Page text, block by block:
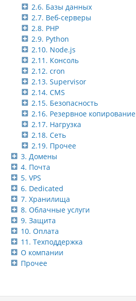
2.6. Базы данных
2.7. Веб-серверы
2.8. PHP
2.9. Python
2.10. Node.js
2.11. Консоль
2.12. cron
2.13. Supervisor
2.14. CMS
2.15. Безопасность
2.16. Резервное копирование
2.17. Нагрузка
2.18. Сеть
2.19. Прочее
3. Домены
4. Почта
5. VPS
6. Dedicated
7. Хранилища
8. Облачные услуги
9. Защита
10. Оплата
11. Техподдержка
О компании
Прочее